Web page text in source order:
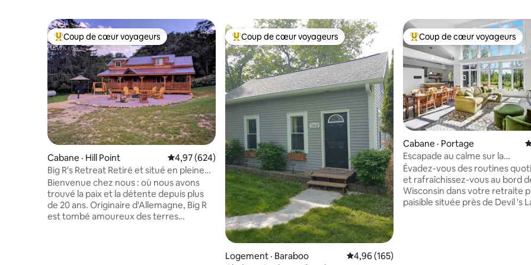
Coup de cœur voyageurs parmi les plus aimés
Coup de cœur voyageurs
Cabane · Hill Point Note moyenne de 4,97 sur 5, 624 commentaires
4,97 (624)
Big R's Retreat Retiré et situé en pleine
nature
Bienvenue chez nous : où nous avons
trouvé la paix et la détente depuis plus
de 20 ans. Originaire d'Allemagne, Big R
est tombé amoureux des terres
Coup de cœur voyageurs parmi les plus aimés
Coup de cœur voyageurs
Logement · Baraboo Note moyenne de 4,96 sur 5, 165
4,96 (165)
Coup de cœur voyageurs
Coup de cœur voyageurs
Cabane · Portage
Escapade au calme sur la
rivière Wisconsin avec spa
terrain de golf
Évadez-vous des routines
et rafraîchissez-vous au bord
Wisconsin dans votre retraite
paisible située près de Devil 's